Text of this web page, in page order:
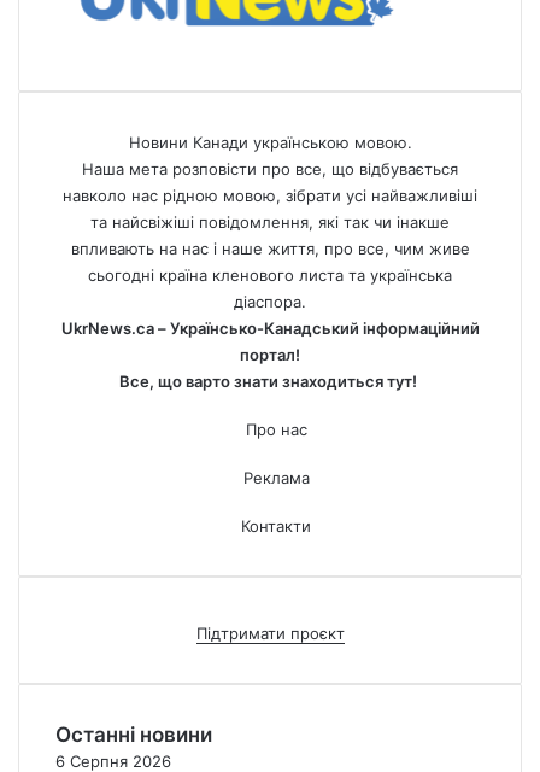
Новини Канади українською мовою.
Наша мета розповісти про все, що відбувається
навколо нас рідною мовою, зібрати усі найважливіші
та найсвіжіші повідомлення, які так чи інакше
впливають на нас і наше життя, про все, чим живе
сьогодні країна кленового листа та українська
діаспора.
UkrNews.ca – Українсько-Канадський інформаційний
портал!
Все, що варто знати знаходиться тут!
Про нас
Реклама
Контакти
Підтримати проєкт
Останні новини
6 Серпня 2026